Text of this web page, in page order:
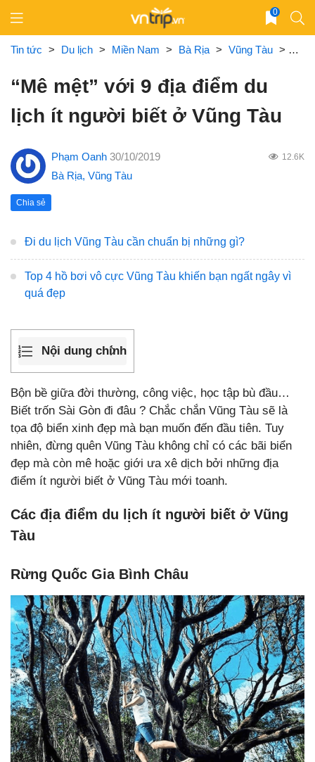
content
0
Tin tức > Du lịch > Miền Nam > Bà Rịa > Vũng Tàu > “Mê
“Mê mệt” với 9 địa điểm du
lịch ít người biết ở Vũng Tàu
Phạm Oanh 30/10/2019 12.6K
Bà Rịa, Vũng Tàu
Chia sẻ
Đi du lịch Vũng Tàu cần chuẩn bị những gì?
Top 4 hồ bơi vô cực Vũng Tàu khiến bạn ngất ngây vì
quá đẹp
Nội dung chính
Bộn bề giữa đời thường, công việc, học tập bù đầu…
Biết trốn Sài Gòn đi đâu ? Chắc chắn Vũng Tàu sẽ là
tọa độ biển xinh đẹp mà bạn muốn đến đầu tiên. Tuy
nhiên, đừng quên Vũng Tàu không chỉ có các bãi biển
đẹp mà còn mê hoặc giới ưa xê dịch bởi những địa
điểm ít người biết ở Vũng Tàu mới toanh.
Các địa điểm du lịch ít người biết ở Vũng
Tàu
Rừng Quốc Gia Bình Châu